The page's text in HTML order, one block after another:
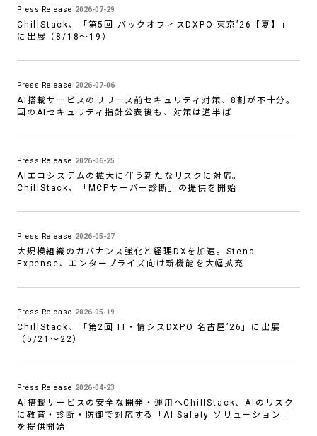
Press Release 2026-07-29
ChillStack、「第5回 バックオフィスDXPO 東京’26【夏】」
に出展（8/18〜19）
Press Release 2026-07-06
AI搭載サービスのリリース前セキュリティ対策、8割が不十分。
国のAIセキュリティ指針公表後も、対策は道半ば
Press Release 2026-06-25
AIエコシステムの拡大に伴う新たなリスクに対応。
ChillStack、「MCPサーバー診断」の提供を開始
Press Release 2026-05-27
大規模組織のガバナンス強化と経理DXを加速。Stena
Expense、エンタープライズ向け新機能を大幅拡充
Press Release 2026-05-19
ChillStack、「第2回 IT・情シスDXPO 名古屋’26」に出展
（5/21〜22）
Press Release 2026-04-23
AI搭載サービスの安全な開発・運用へChillStack、AIのリスク
に教育・診断・防御で対応する「AI Safety ソリューション」
を提供開始